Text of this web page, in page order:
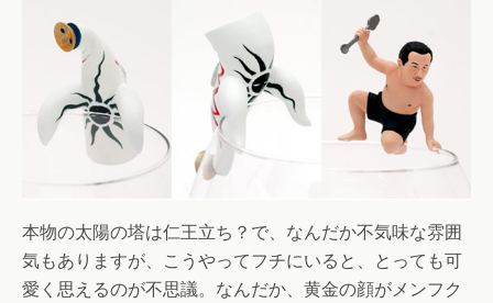
本物の太陽の塔は仁王立ち？で、なんだか不気味な雰囲
気もありますが、こうやってフチにいると、とっても可
愛く思えるのが不思議。なんだか、黄金の顔がメンフク